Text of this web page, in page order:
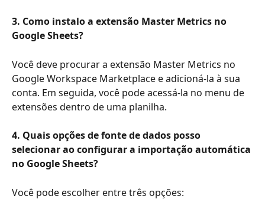
3. Como instalo a extensão Master Metrics no
Google Sheets?
Você deve procurar a extensão Master Metrics no
Google Workspace Marketplace e adicioná-la à sua
conta. Em seguida, você pode acessá-la no menu de
extensões dentro de uma planilha.
4. Quais opções de fonte de dados posso
selecionar ao configurar a importação automática
no Google Sheets?
Você pode escolher entre três opções: